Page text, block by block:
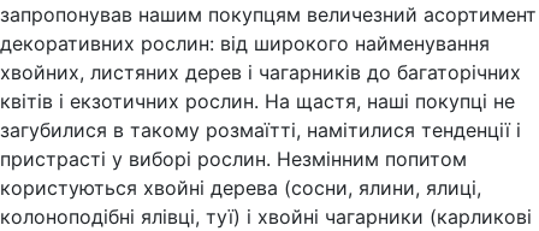
запропонував нашим покупцям величезний асортимент
декоративних рослин: від широкого найменування
хвойних, листяних дерев і чагарників до багаторічних
квітів і екзотичних рослин. На щастя, наші покупці не
загубилися в такому розмаїтті, намітилися тенденції і
пристрасті у виборі рослин. Незмінним попитом
користуються хвойні дерева (сосни, ялини, ялиці,
колоноподібні ялівці, туї) і хвойні чагарники (карликові